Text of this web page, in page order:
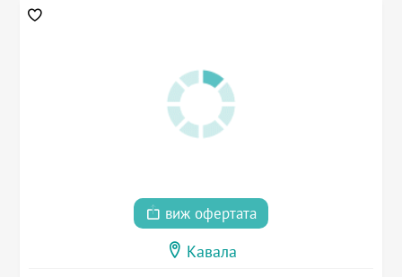
виж офертата
Кавала